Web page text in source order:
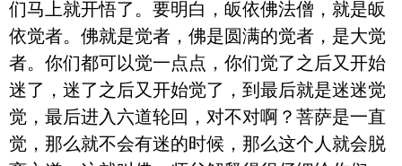
们马上就开悟了。要明白，皈依佛法僧，就是皈
依觉者。佛就是觉者，佛是圆满的觉者，是大觉
者。你们都可以觉一点点，你们觉了之后又开始
迷了，迷了之后又开始觉了，到最后就是迷迷觉
觉，最后进入六道轮回，对不对啊？菩萨是一直
觉，那么就不会有迷的时候，那么这个人就会脱